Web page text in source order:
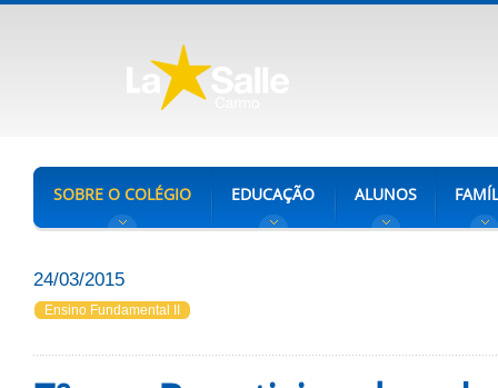
SOBRE O COLÉGIO EDUCAÇÃO ALUNOS
24/03/2015
Ensino Fundamental II